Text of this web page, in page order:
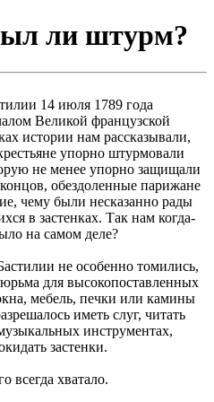
ли штурм?
14 июля 1789 года
Великой французской
истории нам рассказывали,
упорно штурмовали
не менее упорно защищали
обездоленные парижане
чему были несказанно рады
в застенках. Так нам когда-
на самом деле?
не особенно томились,
для высокопоставленных
мебель, печки или камины
иметь слуг, читать
инструментах,
застенки.
всегда хватало.